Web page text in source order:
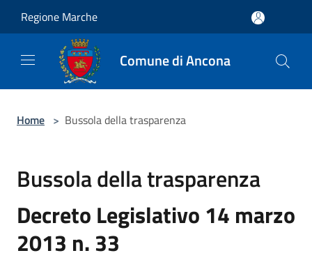
Regione Marche
Comune di Ancona
Home > Bussola della trasparenza
Bussola della trasparenza
Decreto Legislativo 14 marzo
2013 n. 33